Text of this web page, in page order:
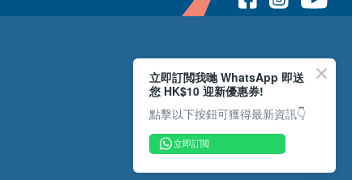
立即訂閲我哋 WhatsApp 即送
您 HK$10 迎新優惠券!
點擊以下按鈕可獲得最新資訊👇
立即訂閲